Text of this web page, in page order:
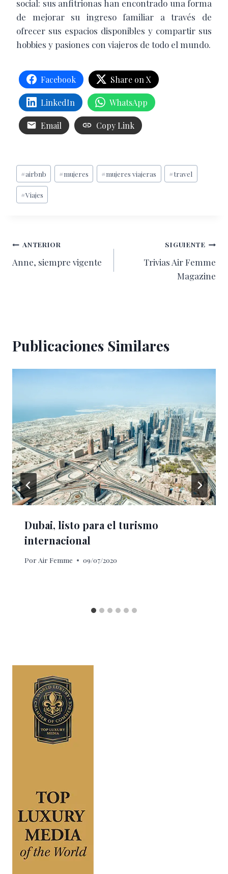
social: sus anfitrionas han encontrado una forma
de mejorar su ingreso familiar a través de
ofrecer sus espacios disponibles y compartir sus
hobbies y pasiones con viajeros de todo el mundo.
Facebook Share on X
LinkedIn WhatsApp
Email Copy Link
Etiquetas
de
la
#airbnb #mujeres #mujeres viajeras #travel
#Viajes
Navegación
de
ANTERIOR
Anne, siempre vigente
SIGUIENTE
Trivias Air Femme
Magazine
Publicaciones Similares
Dubai, listo para el turismo
internacional
Por Air Femme 09/07/2020